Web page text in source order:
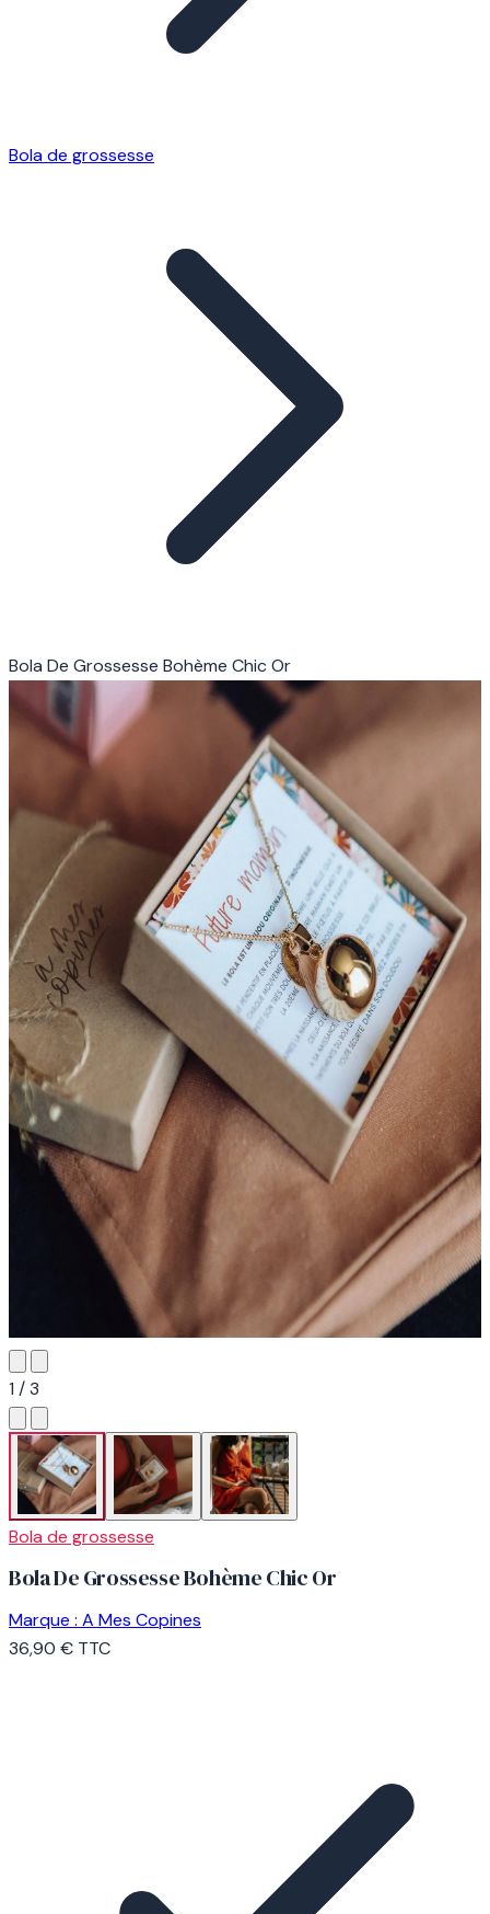
Bola de grossesse
Bola De Grossesse Bohème Chic Or
1 / 3
Bola de grossesse
Bola De Grossesse Bohème Chic Or
Marque : A Mes Copines
36,90 € TTC